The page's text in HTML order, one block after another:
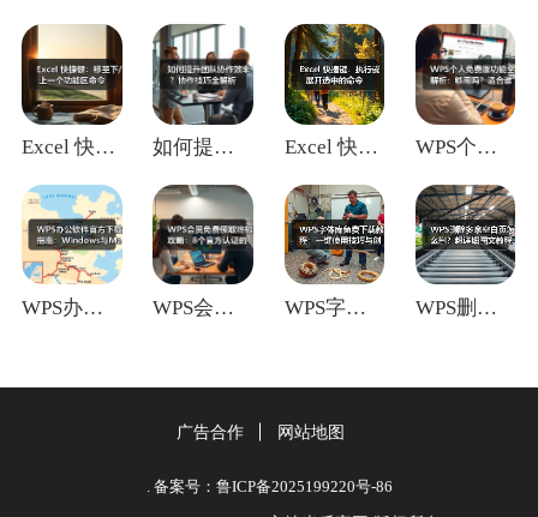
Excel 快捷键：移至下/上一个功能区 如何提升团队协作效率？协作技巧全解析 Excel 快捷键：执行或展开选中的命令 WPS个人免费版功能全解析：够用吗？适合
WPS办公软件官方下载指南：Window WPS会员免费领取终极攻略：8个官方认证 WPS字体库免费下载教程：一键使用技巧与 WPS删除多余空白页怎么删？超详细图文教
广告合作 网站地图
. 备案号：鲁ICP备2025199220号-86